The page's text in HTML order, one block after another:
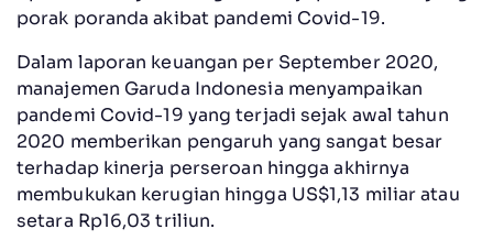
porak poranda akibat pandemi Covid-19.
Dalam laporan keuangan per September 2020,
manajemen Garuda Indonesia menyampaikan
pandemi Covid-19 yang terjadi sejak awal tahun
2020 memberikan pengaruh yang sangat besar
terhadap kinerja perseroan hingga akhirnya
membukukan kerugian hingga US$1,13 miliar atau
setara Rp16,03 triliun.